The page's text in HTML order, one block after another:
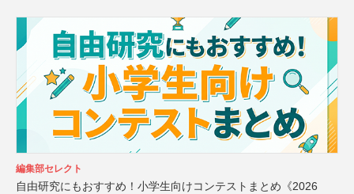
編集部セレクト
自由研究にもおすすめ！小学生向けコンテストまとめ《2026